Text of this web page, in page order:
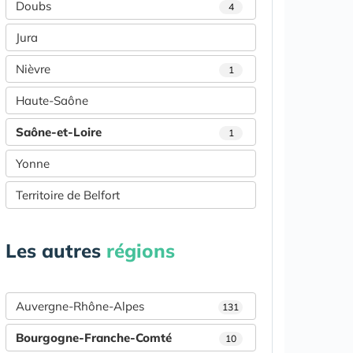
Doubs 4
Jura
Nièvre 1
Haute-Saône
Saône-et-Loire 1
Yonne
Territoire de Belfort
Les autres régions
Auvergne-Rhône-Alpes 131
Bourgogne-Franche-Comté 10